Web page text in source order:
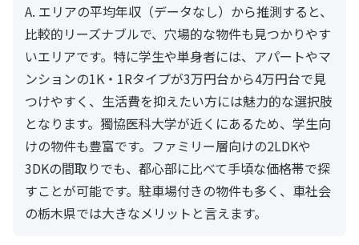
A. エリアの平均年収（データなし）から推測すると、
比較的リーズナブルで、穴場的な物件も見つかりやす
いエリアです。特に学生や単身者には、アパートやマ
ンションの1K・1Rタイプが3万円台から4万円台で見
つけやすく、生活費を抑えたい方には魅力的な選択肢
となります。獨協医科大学が近くにあるため、学生向
けの物件も豊富です。ファミリー層向けの2LDKや
3DKの間取りでも、都心部に比べて手頃な価格帯で探
すことが可能です。駐車場付きの物件も多く、車社会
の栃木県では大きなメリットと言えます。